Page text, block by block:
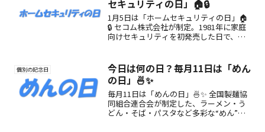
セキュリティの日」🏠🔒
1月5日は「ホームセキュリティの日」🏠
🔒 セコム株式会社が制定。1981年に家庭
向けセキュリティを初発売した日で、家
個別の記念日
今日は何の日？毎月11日は「めん
の日」🍜✨
毎月11日は「めんの日」🍜✨ 全国製麺協
同組合連合会が制定した、ラーメン・う
どん・そば・パスタなど多彩な“めん”の